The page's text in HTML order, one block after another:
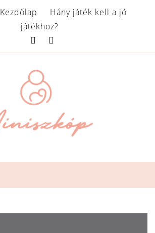
Kezdőlap
Hány játék kell a jó
játékhoz?